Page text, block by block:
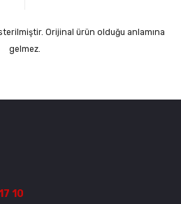
Orijinal ürün olduğu anlamına
gelmez.
10